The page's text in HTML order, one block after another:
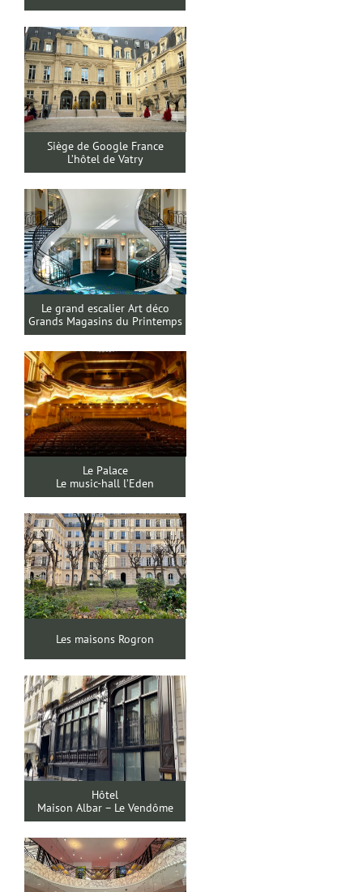
Siège de Google France
L’hôtel de Vatry
Le grand escalier Art déco
Grands Magasins du Printemps
Le Palace
Le music-hall l’Eden
Les maisons Rogron
Hôtel
Maison Albar – Le Vendôme